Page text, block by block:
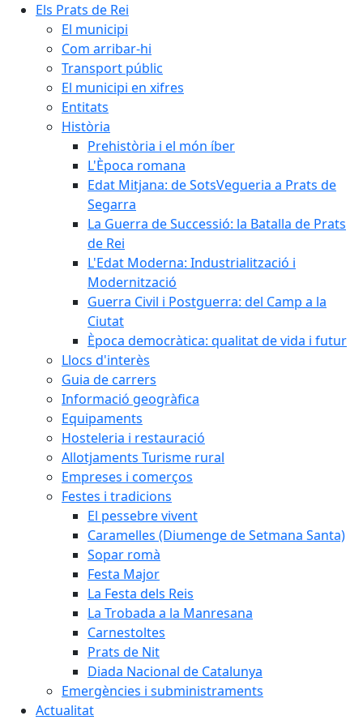
Els Prats de Rei
El municipi
Com arribar-hi
Transport públic
El municipi en xifres
Entitats
Història
Prehistòria i el món íber
L'Època romana
Edat Mitjana: de SotsVegueria a Prats de
Segarra
La Guerra de Successió: la Batalla de Prats
de Rei
L'Edat Moderna: Industrialització i
Modernització
Guerra Civil i Postguerra: del Camp a la
Ciutat
Època democràtica: qualitat de vida i futur
Llocs d'interès
Guia de carrers
Informació geogràfica
Equipaments
Hosteleria i restauració
Allotjaments Turisme rural
Empreses i comerços
Festes i tradicions
El pessebre vivent
Caramelles (Diumenge de Setmana Santa)
Sopar romà
Festa Major
La Festa dels Reis
La Trobada a la Manresana
Carnestoltes
Prats de Nit
Diada Nacional de Catalunya
Emergències i subministraments
Actualitat